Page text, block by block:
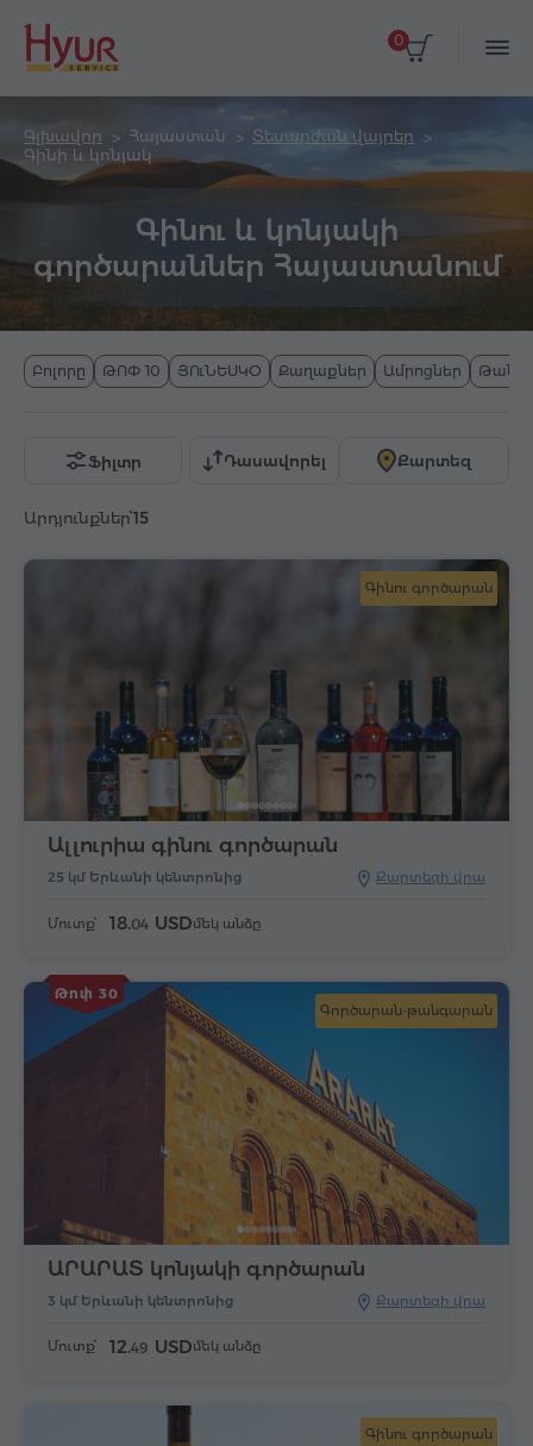
0
Գլխավոր Հայաստան
Տեսարժան վայրեր
Գինի և կոնյակ
Գինու և կոնյակի
գործարաններ Հայաստանում
Բոլորը ԹՈՓ 10 ՅՈւՆԵՍԿՕ Քաղաքներ Ամրոցներ
Արդյունքներ՝15
Ֆիլտր Դասավորել Քարտեզ
Գինու գործարան
Քարտեզի վրա
25 կմ Երևանի կենտրոնից
Ալլուրիա գինու գործարան
Մուտք՝ 18.04 USDմեկ անձը
Թոփ 30
Գործարան-թանգարան
Քարտեզի վրա
3 կմ Երևանի կենտրոնից
ԱՐԱՐԱՏ կոնյակի գործարան
Մուտք՝ 12.49 USDմեկ անձը
Գինու գործարան